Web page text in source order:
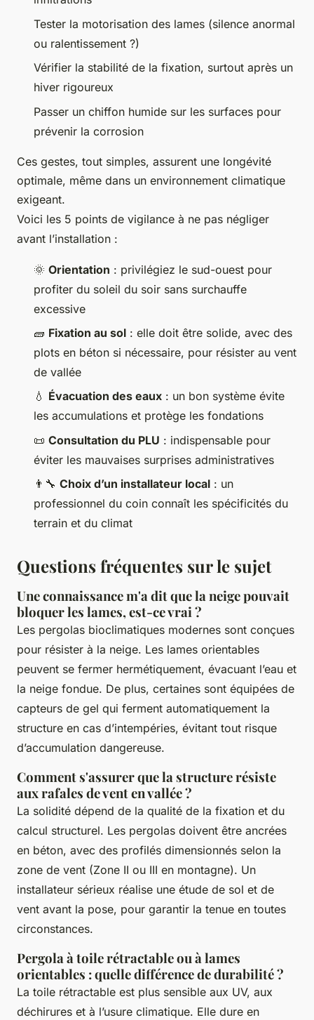
Tester la motorisation des lames (silence anormal
ou ralentissement ?)
Vérifier la stabilité de la fixation, surtout après un
hiver rigoureux
Passer un chiffon humide sur les surfaces pour
prévenir la corrosion
Ces gestes, tout simples, assurent une longévité
optimale, même dans un environnement climatique
exigeant.
Voici les 5 points de vigilance à ne pas négliger
avant l’installation :
🌞 Orientation : privilégiez le sud-ouest pour
profiter du soleil du soir sans surchauffe
excessive
🧱 Fixation au sol : elle doit être solide, avec des
plots en béton si nécessaire, pour résister au vent
de vallée
💧 Évacuation des eaux : un bon système évite
les accumulations et protège les fondations
📜 Consultation du PLU : indispensable pour
éviter les mauvaises surprises administratives
👨‍🔧 Choix d’un installateur local : un
professionnel du coin connaît les spécificités du
terrain et du climat
Questions fréquentes sur le sujet
Une connaissance m'a dit que la neige pouvait
bloquer les lames, est-ce vrai ?
Les pergolas bioclimatiques modernes sont conçues
pour résister à la neige. Les lames orientables
peuvent se fermer hermétiquement, évacuant l’eau et
la neige fondue. De plus, certaines sont équipées de
capteurs de gel qui ferment automatiquement la
structure en cas d’intempéries, évitant tout risque
d’accumulation dangereuse.
Comment s'assurer que la structure résiste
aux rafales de vent en vallée ?
La solidité dépend de la qualité de la fixation et du
calcul structurel. Les pergolas doivent être ancrées
en béton, avec des profilés dimensionnés selon la
zone de vent (Zone II ou III en montagne). Un
installateur sérieux réalise une étude de sol et de
vent avant la pose, pour garantir la tenue en toutes
circonstances.
Pergola à toile rétractable ou à lames
orientables : quelle différence de durabilité ?
La toile rétractable est plus sensible aux UV, aux
déchirures et à l’usure climatique. Elle dure en